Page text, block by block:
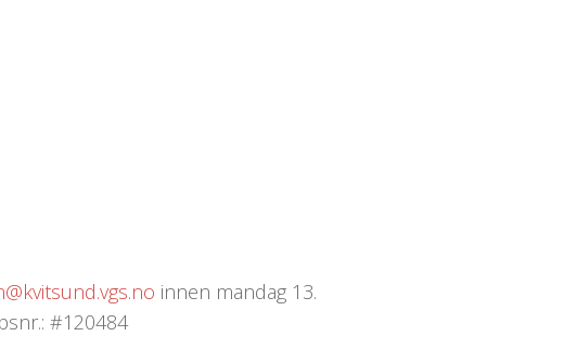
innen mandag 13.
#120484